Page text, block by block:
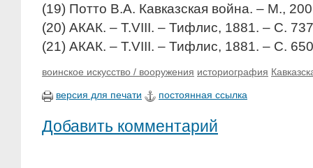
(19) Потто В.А. Кавказская война. – М.,
(20) АКАК. – Т.VIII. – Тифлис, 1881. – С.
(21) АКАК. – Т.VIII. – Тифлис, 1881. – С.
воинское искусство / вооружения историография
версия для печати постоянная ссылка
Добавить комментарий